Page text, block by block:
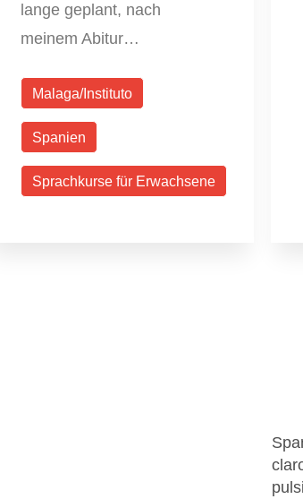
lange geplant, nach
meinem Abitur…
Malaga/Instituto
Spanien
Sprachkurse für Erwachsene